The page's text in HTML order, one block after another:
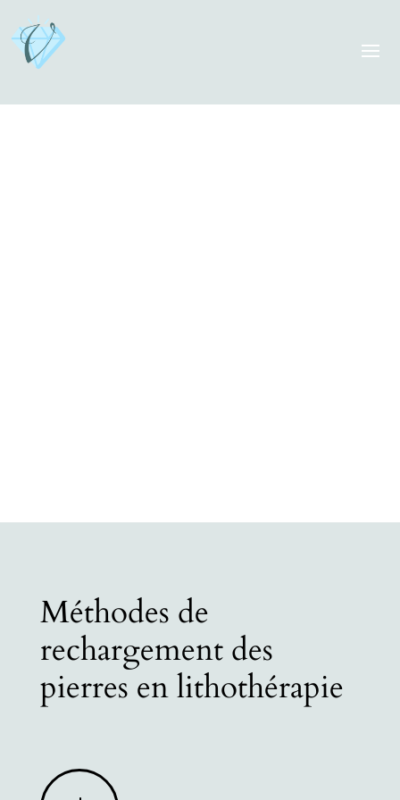
Méthodes de
rechargement des
pierres en lithothérapie